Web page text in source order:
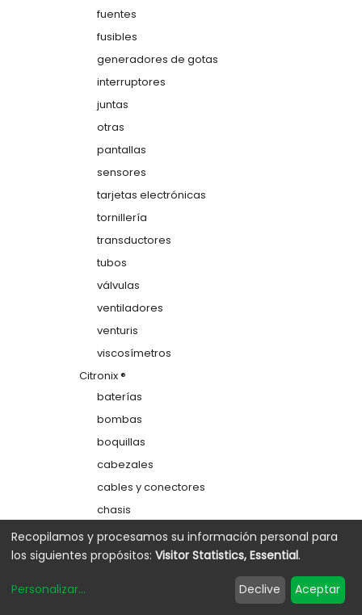
fuentes
fusibles
generadores de gotas
interruptores
juntas
otras
pantallas
sensores
tarjetas electrónicas
tornillería
transductores
tubos
válvulas
ventiladores
venturis
viscosímetros
Citronix ®
baterías
bombas
boquillas
cabezales
cables y conectores
chasis
colectores
depósitos
Recopilamos y procesamos su información personal para
los siguientes propósitos: Visitor Statistics, Essential.
Personalizar... Declive Aceptar